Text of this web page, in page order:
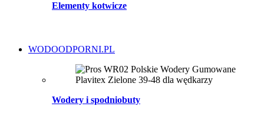
Elementy kotwicze
WODOODPORNI.PL
Wodery i spodniobuty